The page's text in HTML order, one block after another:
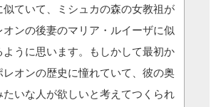
似ていて、ミシュカの森の女教祖が
オンの後妻のマリア・ルイーザに似
ように思います。もしかして最初か
レオンの歴史に憧れていて、彼の奥
たいな人が欲しいと考えてつくられ